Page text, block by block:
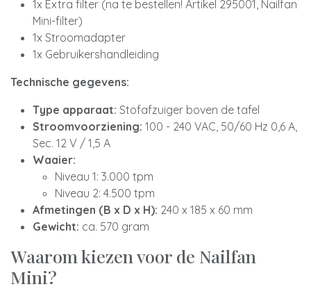
1x Extra filter (na te bestellen! Artikel 295001, Nailfan
Mini-filter)
1x Stroomadapter
1x Gebruikershandleiding
Technische gegevens:
Type apparaat: Stofafzuiger boven de tafel
Stroomvoorziening: 100 - 240 VAC, 50/60 Hz 0,6 A,
Sec. 12 V / 1,5 A
Waaier:
Niveau 1: 3.000 tpm
Niveau 2: 4.500 tpm
Afmetingen (B x D x H): 240 x 185 x 60 mm
Gewicht: ca. 570 gram
Waarom kiezen voor de Nailfan
Mini?